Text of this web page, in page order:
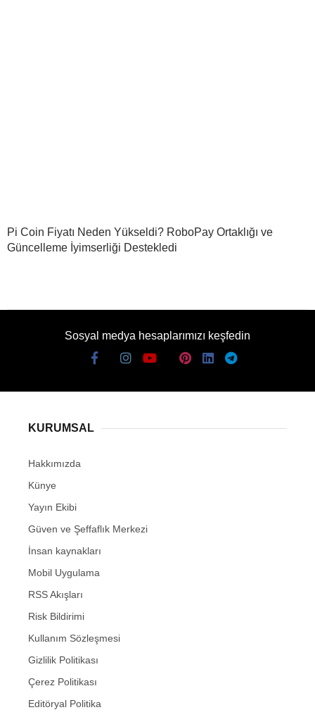
Pi Coin Fiyatı Neden Yükseldi? RoboPay Ortaklığı ve
Güncelleme İyimserliği Destekledi
Sosyal medya hesaplarımızı keşfedin
KURUMSAL
Hakkımızda
Künye
Yayın Ekibi
Güven ve Şeffaflık Merkezi
İnsan kaynakları
Mobil Uygulama
RSS Akışları
Risk Bildirimi
Kullanım Sözleşmesi
Gizlilik Politikası
Çerez Politikası
Editöryal Politika